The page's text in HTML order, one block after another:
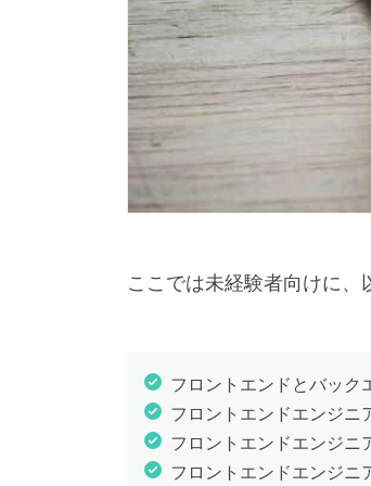
ここでは未経験者向けに、
フロントエンドとバック
フロントエンドエンジニ
フロントエンドエンジニ
フロントエンドエンジニ